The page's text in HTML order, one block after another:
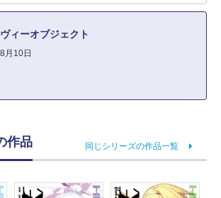
ィーオブジェクト
月10日
作品 同じシリーズの作品一覧